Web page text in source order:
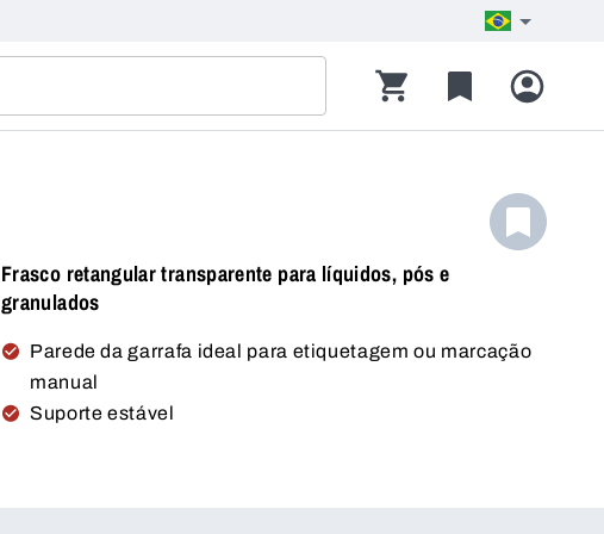
Frasco retangular transparente para líquidos, pós e
granulados
Parede da garrafa ideal para etiquetagem ou marcação
manual
Suporte estável